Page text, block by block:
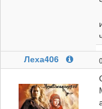
Леха406